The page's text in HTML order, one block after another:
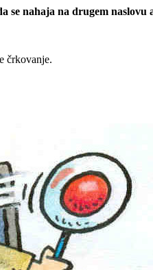
nahaja na drugem naslovu
črkovanje.